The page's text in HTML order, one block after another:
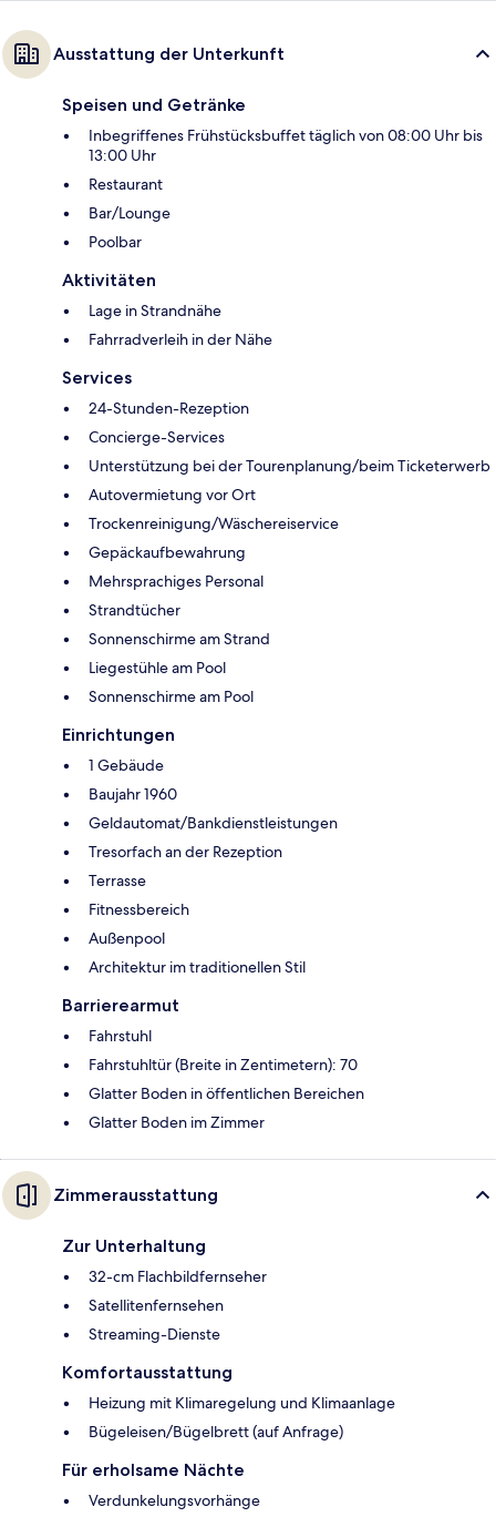
Ausstattung der Unterkunft
Speisen und Getränke
Inbegriffenes Frühstücksbuffet täglich von 08:00 Uhr bis
13:00 Uhr
Restaurant
Bar/Lounge
Poolbar
Aktivitäten
Lage in Strandnähe
Fahrradverleih in der Nähe
Services
24-Stunden-Rezeption
Concierge-Services
Unterstützung bei der Tourenplanung/beim Ticketerwerb
Autovermietung vor Ort
Trockenreinigung/Wäschereiservice
Gepäckaufbewahrung
Mehrsprachiges Personal
Strandtücher
Sonnenschirme am Strand
Liegestühle am Pool
Sonnenschirme am Pool
Einrichtungen
1 Gebäude
Baujahr 1960
Geldautomat/Bankdienstleistungen
Tresorfach an der Rezeption
Terrasse
Fitnessbereich
Außenpool
Architektur im traditionellen Stil
Barrierearmut
Fahrstuhl
Fahrstuhltür (Breite in Zentimetern): 70
Glatter Boden in öffentlichen Bereichen
Glatter Boden im Zimmer
Zimmerausstattung
Zur Unterhaltung
32-cm Flachbildfernseher
Satellitenfernsehen
Streaming-Dienste
Komfortausstattung
Heizung mit Klimaregelung und Klimaanlage
Bügeleisen/Bügelbrett (auf Anfrage)
Für erholsame Nächte
Verdunkelungsvorhänge